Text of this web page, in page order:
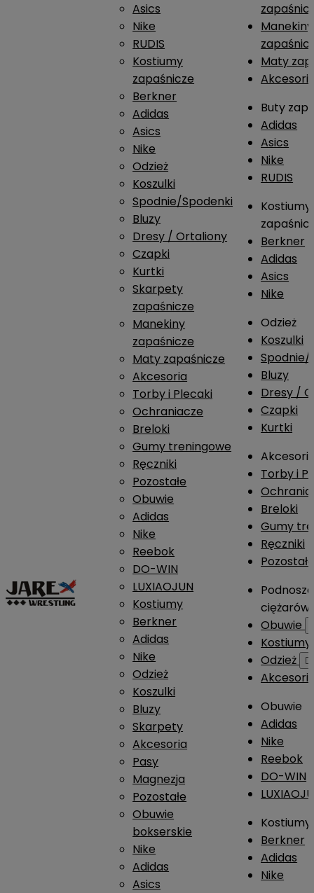
Asics
Nike
RUDIS
Kostiumy
zapaśnicze
Berkner
Adidas
Asics
Nike
Odzież
Koszulki
Spodnie/Spodenki
Bluzy
Dresy / Ortaliony
Czapki
Kurtki
Skarpety
zapaśnicze
Manekiny
zapaśnicze
Maty zapaśnicze
Akcesoria
Torby i Plecaki
Ochraniacze
Breloki
Gumy treningowe
Ręczniki
Pozostałe
Obuwie
Adidas
Nike
Reebok
DO-WIN
LUXIAOJUN
Kostiumy
Berkner
Adidas
Nike
Odzież
Koszulki
Bluzy
Skarpety
Akcesoria
Pasy
Magnezja
Pozostałe
Obuwie
bokserskie
Nike
Adidas
Asics
Manekiny
Maty
Buty
Adidas
Asics
Nike
RUDIS
Kostiumy
Berkner
Adidas
Asics
Nike
Odzież
Koszulki
Spodnie/
Bluzy
Dresy /
Czapki
Kurtki
Torby i
Breloki
Gumy
Ręczniki
ciężarów
Obuwie
Kostiumy
Odzież

Obuwie
Adidas
Nike
Reebok
DO-WIN
Kostiumy
Berkner
Adidas
Nike